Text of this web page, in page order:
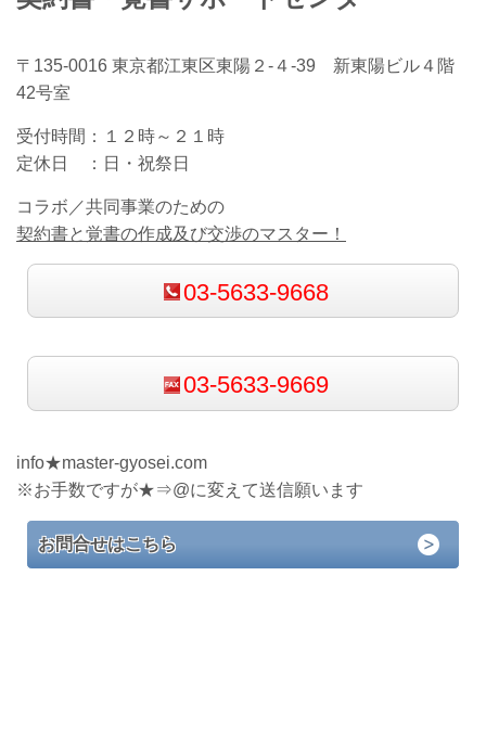
〒135-0016 東京都江東区東陽２-４-39 新東陽ビル４階
42号室
受付時間：
１２時～２１時
定休日 ： 日・祝祭日
コラボ／共同事業のための
契約書と覚書の作成及び交渉のマスター！
03-5633-9668
03-5633-9669
info★master-gyosei.com
※お手数ですが★⇒@に変えて送信願います
お問合せはこちら